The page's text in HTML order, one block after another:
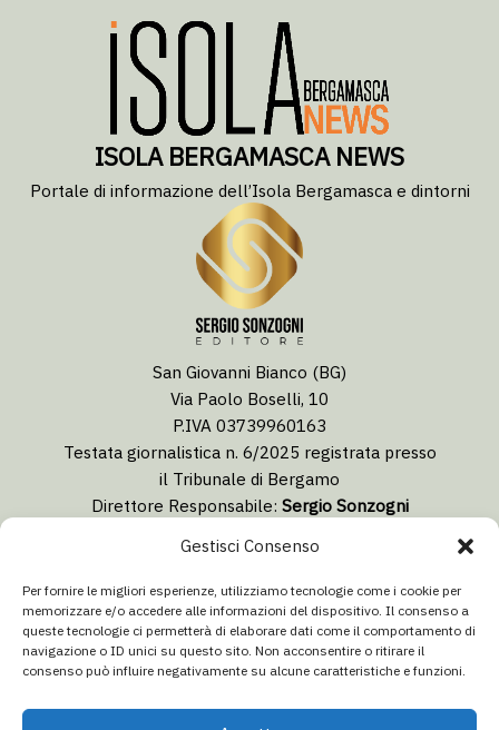
Gestisci Consenso
Per fornire le migliori esperienze, utilizziamo tecnologie come i cookie per
memorizzare e/o accedere alle informazioni del dispositivo. Il consenso a
queste tecnologie ci permetterà di elaborare dati come il comportamento di
navigazione o ID unici su questo sito. Non acconsentire o ritirare il
consenso può influire negativamente su alcune caratteristiche e funzioni.
ISOLA BERGAMASCA NEWS
Portale di informazione dell’Isola Bergamasca e dintorni
San Giovanni Bianco (BG)
Via Paolo Boselli, 10
P.IVA 03739960163
Testata giornalistica n. 6/2025 registrata presso
il Tribunale di Bergamo
Direttore Responsabile: Sergio Sonzogni
redazione@isolabergamascanews.it